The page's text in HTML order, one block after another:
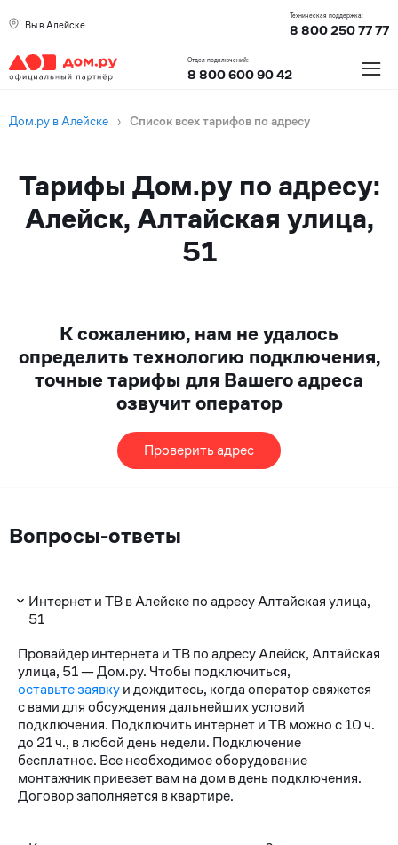
Вы в Алейске
Техническая поддержка:
8 800 250 77 77
Отдел подключений:
8 800 600 90 42 ≡
Дом.ру в Алейске › Список всех тарифов по адресу
Тарифы Дом.ру по адресу:
Алейск, Алтайская улица,
51
К сожалению, нам не удалось
определить технологию подключения,
точные тарифы для Вашего адреса
озвучит оператор
Проверить адрес
Вопросы-ответы
Интернет и ТВ в Алейске по адресу Алтайская улица,
51
Провайдер интернета и ТВ по адресу Алейск, Алтайская
улица, 51 — Дом.ру. Чтобы подключиться,
оставьте заявкуи дождитесь, когда оператор свяжется
с вами для обсуждения дальнейших условий
подключения. Подключить интернет и ТВ можно с 10 ч.
до 21 ч., в любой день недели. Подключение
бесплатное. Все необходимое оборудование
монтажник привезет вам на дом в день подключения.
Договор заполняется в квартире.